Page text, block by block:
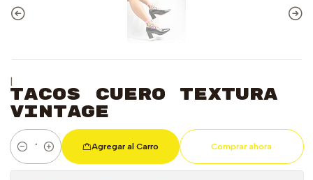
|
Tacos Cuero Textura
Vintage
Cantidad
Agregar al Carro Comprar ahora